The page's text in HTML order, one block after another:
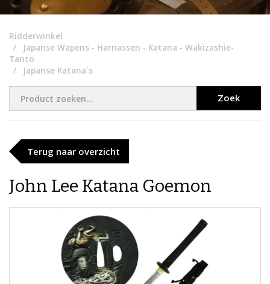
Ridderwinkel
Japanse Wapens - Harnassen - Katana - Wakizashie-
Tanto
Japanse Katana`s
Zoek
Terug naar overzicht
John Lee Katana Goemon